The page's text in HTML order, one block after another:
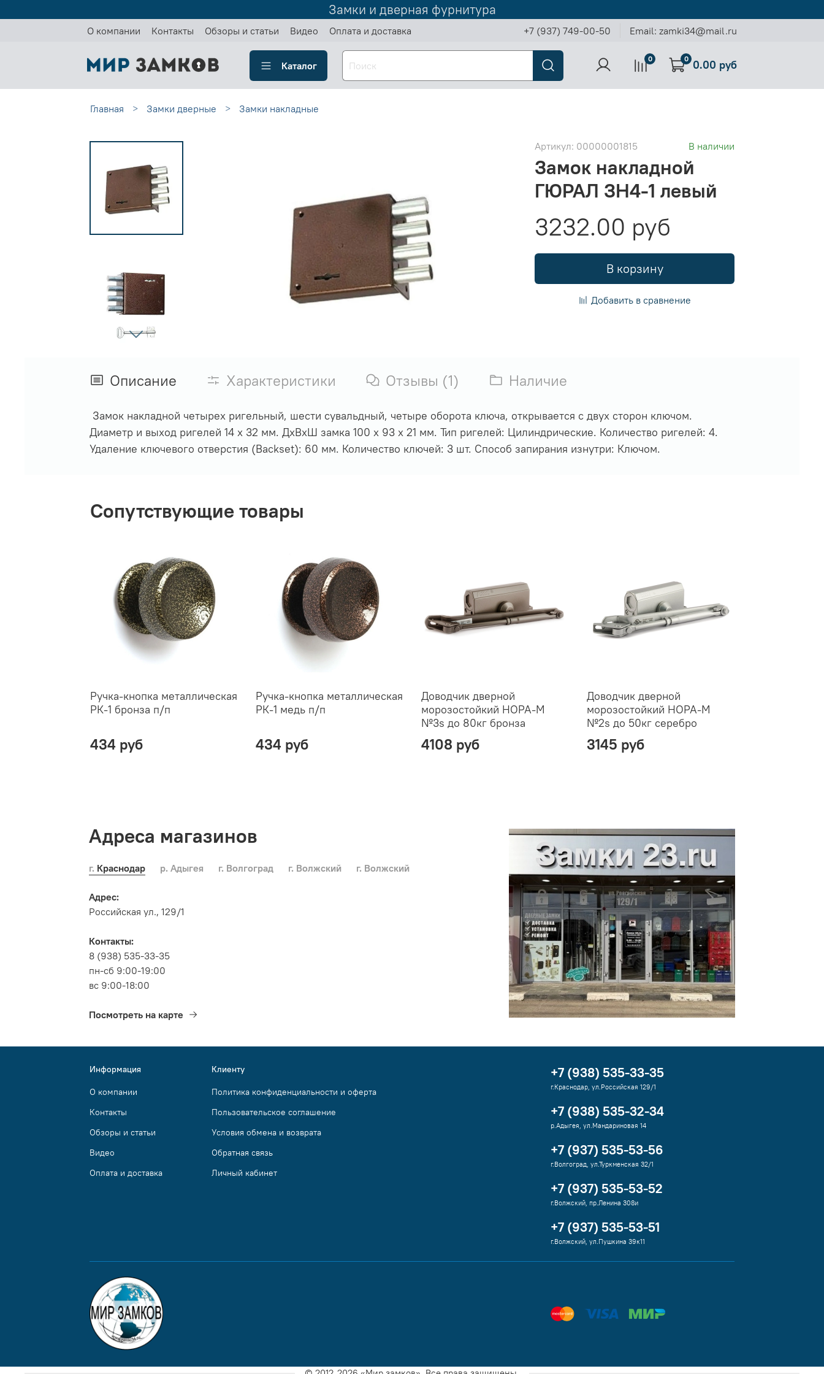
Замки и дверная фурнитура
О компании Контакты Обзоры и статьи Видео Оплата и доставка +7 (937) 749-00-50 Email: zamki34@mail.ru
Каталог
0 0 0.00 руб
Главная Замки дверные Замки накладные
Артикул: 00000001815 В наличии
Замок накладной
ГЮРАЛ ЗН4-1 левый
3232.00 руб
В корзину
Добавить в сравнение
Описание Характеристики Отзывы (1) Наличие
Замок накладной четырех ригельный, шести сувальдный, четыре оборота ключа, открывается с двух сторон ключом.
Диаметр и выход ригелей 14 х 32 мм. ДхВхШ замка 100 х 93 х 21 мм. Тип ригелей: Цилиндрические. Количество ригелей: 4.
Удаление ключевого отверстия (Backset): 60 мм. Количество ключей: 3 шт. Способ запирания изнутри: Ключом.
Сопутствующие товары
Ручка-кнопка металлическая
РК-1 бронза п/п
434 руб
Ручка-кнопка металлическая
РК-1 медь п/п
434 руб
Доводчик дверной
морозостойкий НОРА-М
№3s до 80кг бронза
4108 руб
Доводчик дверной
морозостойкий НОРА-М
№2s до 50кг серебро
3145 руб
Адреса магазинов
г. Краснодар р. Адыгея г. Волгоград г. Волжский г. Волжский
Адрес:
Российская ул., 129/1
Контакты:
8 (938) 535-33-35
пн-сб 9:00-19:00
вс 9:00-18:00
Посмотреть на карте
Информация
О компании
Контакты
Обзоры и статьи
Видео
Оплата и доставка
Клиенту
Политика конфиденциальности и оферта
Пользовательское соглашение
Условия обмена и возврата
Обратная связь
Личный кабинет
+7 (938) 535-33-35
г.Краснодар, ул.Российская 129/1
+7 (938) 535-32-34
р.Адыгея, ул.Мандариновая 14
+7 (937) 535-53-56
г.Волгоград, ул.Туркменская 32/1
+7 (937) 535-53-52
г.Волжский, пр.Ленина 308и
+7 (937) 535-53-51
г.Волжский, ул.Пушкина 39к11